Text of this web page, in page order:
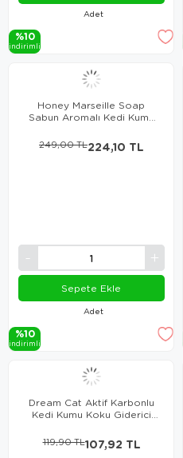
Adet
%10
i̇ndi̇ri̇mli̇
Honey Marseille Soap
Sabun Aromalı Kedi Kumu
Adet
224,10 TL
249,00 TL
Sepete Ekle
%10
i̇ndi̇ri̇mli̇
Dream Cat Aktif Karbonlu
Kedi Kumu Koku Giderici
107,92 TL
119,90 TL